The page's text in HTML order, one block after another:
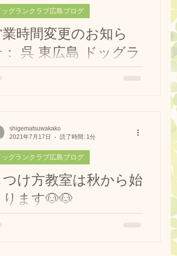
しめるワーク。
黒瀬スケジュール
ップページ
快適に過ごしてもらえるよう、7月はさ
まな工夫をしてお待ちし...
時間変更のお知ら
呉 東広島 ドッグラ
ラブ広島
🐶🐶 byみどり #ドッグランクラブ広島
のドッグラン #ドッグラン #プールの
ドッグラン...
ッグランクラブ広島ブログ
つけ方教室は秋から始
ります🐶🐶
ッグランクラブ広島ブログ
shigematsuwakako
2021年7月17日
読了時間: 1分